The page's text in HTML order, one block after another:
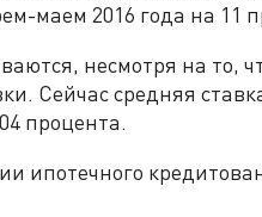
маем 2016 года на 11
несмотря на то,
Сейчас средняя
процента.
ипотечного